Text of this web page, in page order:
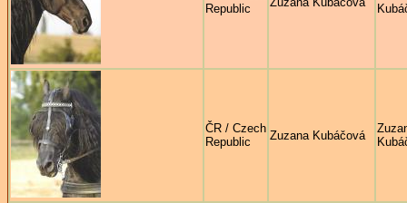
Republic
ČR / Czech
Republic
Zuzana Kubáčová